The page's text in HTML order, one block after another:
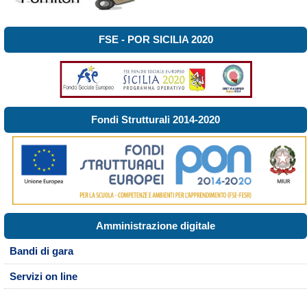
FSE - POR SICILIA 2020
Fondi Strutturali 2014-2020
Amministrazione digitale
Bandi di gara
Servizi on line